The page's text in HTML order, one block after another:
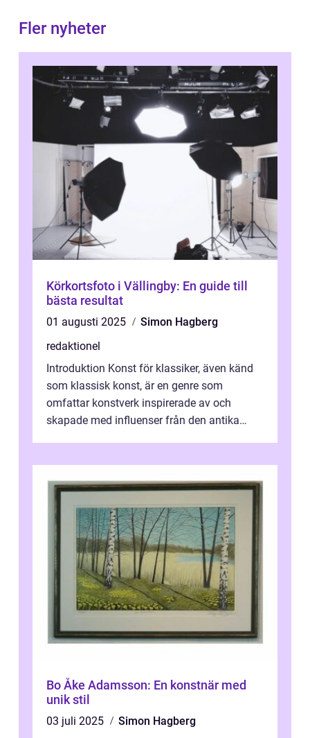
Fler nyheter
Körkortsfoto i Vällingby: En guide till
bästa resultat
01 augusti 2025
Simon Hagberg
redaktionel
Introduktion Konst för klassiker, även känd
som klassisk konst, är en genre som
omfattar konstverk inspirerade av och
skapade med influenser från den antika
Bo Åke Adamsson: En konstnär med
unik stil
03 juli 2025
Simon Hagberg